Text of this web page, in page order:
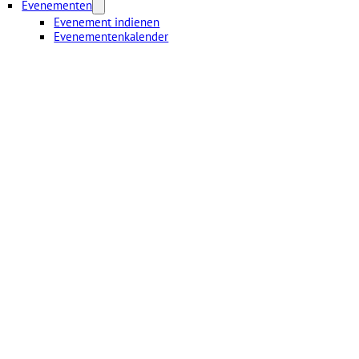
Evenementen
Evenement indienen
Evenementenkalender